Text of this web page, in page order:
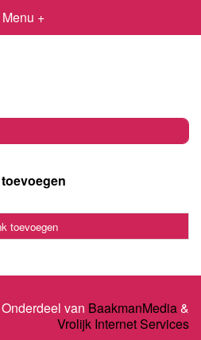
Menu +
toevoegen
van BaakmanMedia&
Vrolijk Internet Services